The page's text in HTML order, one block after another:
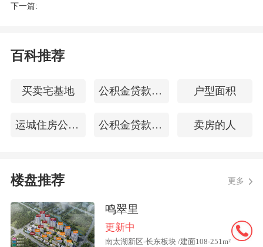
街道褚家斟村附近，终于龙溪街道鲍家浜村附近，接入杭宁高速。
路线全长约14.23公里，估算总投资约61.3亿元，建设工期48个月。
湖州市2022土地征收成片开发方案
方案。
根据文件要求，本次成片开发方案编制范围主要为湖州市中心城区近1年重
点开发区域，共34个片区、486.9595公顷。
下一篇:
百科推荐
买卖宅基地 公积金贷款手续费 户型面积
运城住房公积金查询 公积金贷款程序 卖房的人
楼盘推荐 更多
鸣翠里
更新中
南太湖新区-长东板块 /建面108-251m²